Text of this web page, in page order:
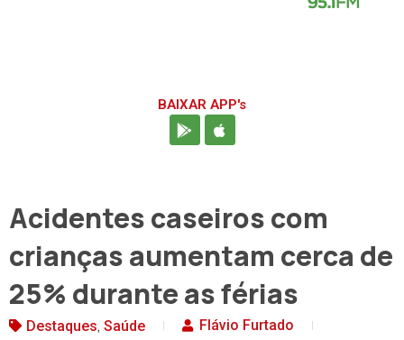
BAIXAR APP's
Acidentes caseiros com
crianças aumentam cerca de
25% durante as férias
Destaques, Saúde Flávio Furtado